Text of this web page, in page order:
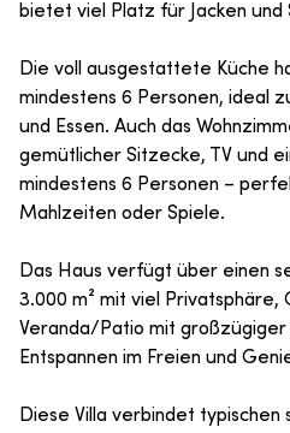
bietet viel Platz für Jacken und
Die voll ausgestattete Küche
mindestens 6 Personen, ideal
und Essen. Auch das
gemütlicher Sitzecke, TV und
mindestens 6 Personen –
Mahlzeiten oder Spiele.
Das Haus verfügt über einen
3.000 m² mit viel
Veranda/Patio mit
Entspannen im Freien und
Diese Villa verbindet typischen